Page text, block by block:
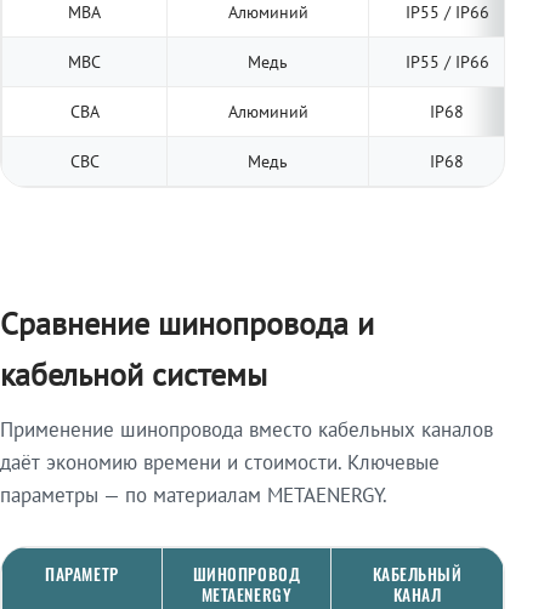
МВА Алюминий IP55 / IP66
МВС Медь IP55 / IP66
СВА Алюминий IP68
СВС Медь IP68
Сравнение шинопровода и
кабельной системы
Применение шинопровода вместо кабельных каналов
даёт экономию времени и стоимости. Ключевые
параметры — по материалам METAENERGY.
ПАРАМЕТР
ШИНОПРОВОД
METAENERGY
КАБЕЛЬНЫЙ
КАНАЛ